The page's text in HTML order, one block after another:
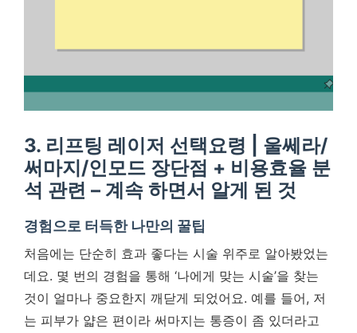
3. 리프팅 레이저 선택요령 | 울쎄라/
써마지/인모드 장단점 + 비용효율 분
석 관련 – 계속 하면서 알게 된 것
경험으로 터득한 나만의 꿀팁
처음에는 단순히 효과 좋다는 시술 위주로 알아봤었는
데요. 몇 번의 경험을 통해 ‘나에게 맞는 시술’을 찾는
것이 얼마나 중요한지 깨닫게 되었어요. 예를 들어, 저
는 피부가 얇은 편이라 써마지는 통증이 좀 있더라고